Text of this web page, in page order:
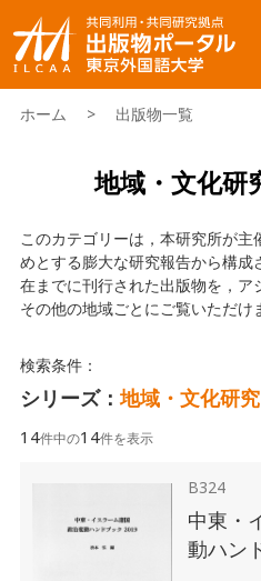
ホーム > 出版物一覧
地域・文化研
このカテゴリーは，本研究所が
めとする膨大な研究報告から構
在までに刊行された出版物を，ア
その他の地域ごとにご覧いただけ
検索条件：
シリーズ：地域・文化研
14件中の14件を表示
B324
中東・
動ハン